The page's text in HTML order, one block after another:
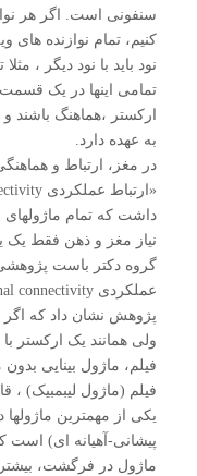
سنفونی است. اگر هر
کنیم، تمام نوازنده
نود باید با نود دیگر ،
تمامی اینها در یک
ارکستر ،هماهنگ
به عهده دارد.
در مغز، ارتباط و
داشت که تمام
نیاز مغز و ذهن فقط یک
گروه دکتر باست
پژوهش نشان داد که اگر
ولی همانند یک ارکستر
فیلم، ماژول بینایی
فیلم (ماژول لیبمبیک) ،
یکی از مهمترین ماژولها
پیشانی-آهیانه ای) است
ماژول در فرگشت،